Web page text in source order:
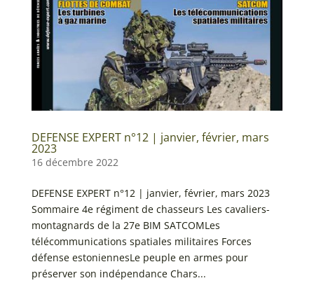
DEFENSE EXPERT n°12 | janvier, février, mars
2023
16 décembre 2022
DEFENSE EXPERT n°12 | janvier, février, mars 2023
Sommaire 4e régiment de chasseurs Les cavaliers-
montagnards de la 27e BIM SATCOMLes
télécommunications spatiales militaires Forces
défense estoniennesLe peuple en armes pour
préserver son indépendance Chars...